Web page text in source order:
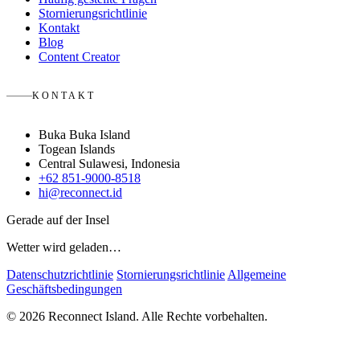
Stornierungsrichtlinie
Kontakt
Blog
Content Creator
KONTAKT
Buka Buka Island
Togean Islands
Central Sulawesi, Indonesia
+62 851-9000-8518
hi@reconnect.id
Gerade auf der Insel
Wetter wird geladen…
Datenschutzrichtlinie Stornierungsrichtlinie Allgemeine
Geschäftsbedingungen
© 2026 Reconnect Island. Alle Rechte vorbehalten.